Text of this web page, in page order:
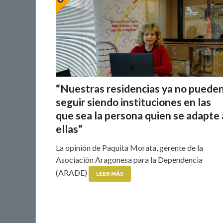
“Nuestras residencias ya no
seguir siendo instituciones en las
que sea la persona quien se adapte
ellas”
La opinión de Paquita Morata, gerente de la
Asociación Aragonesa para la Dependencia
(ARADE)
LEER MÁS